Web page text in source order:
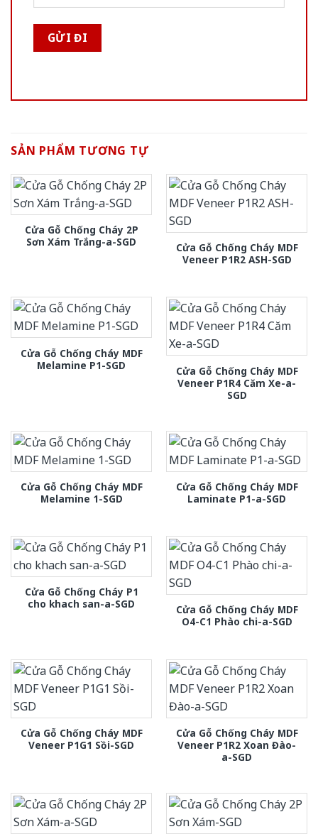
SẢN PHẨM TƯƠNG TỰ
Cửa Gỗ Chống Cháy 2P
Sơn Xám Trắng-a-SGD
Cửa Gỗ Chống Cháy MDF
Veneer P1R2 ASH-SGD
Cửa Gỗ Chống Cháy MDF
Melamine P1-SGD
Cửa Gỗ Chống Cháy MDF
Veneer P1R4 Căm Xe-a-
SGD
Cửa Gỗ Chống Cháy MDF
Melamine 1-SGD
Cửa Gỗ Chống Cháy MDF
Laminate P1-a-SGD
Cửa Gỗ Chống Cháy P1
cho khach san-a-SGD
Cửa Gỗ Chống Cháy MDF
O4-C1 Phào chi-a-SGD
Cửa Gỗ Chống Cháy MDF
Veneer P1G1 Sồi-SGD
Cửa Gỗ Chống Cháy MDF
Veneer P1R2 Xoan Đào-
a-SGD